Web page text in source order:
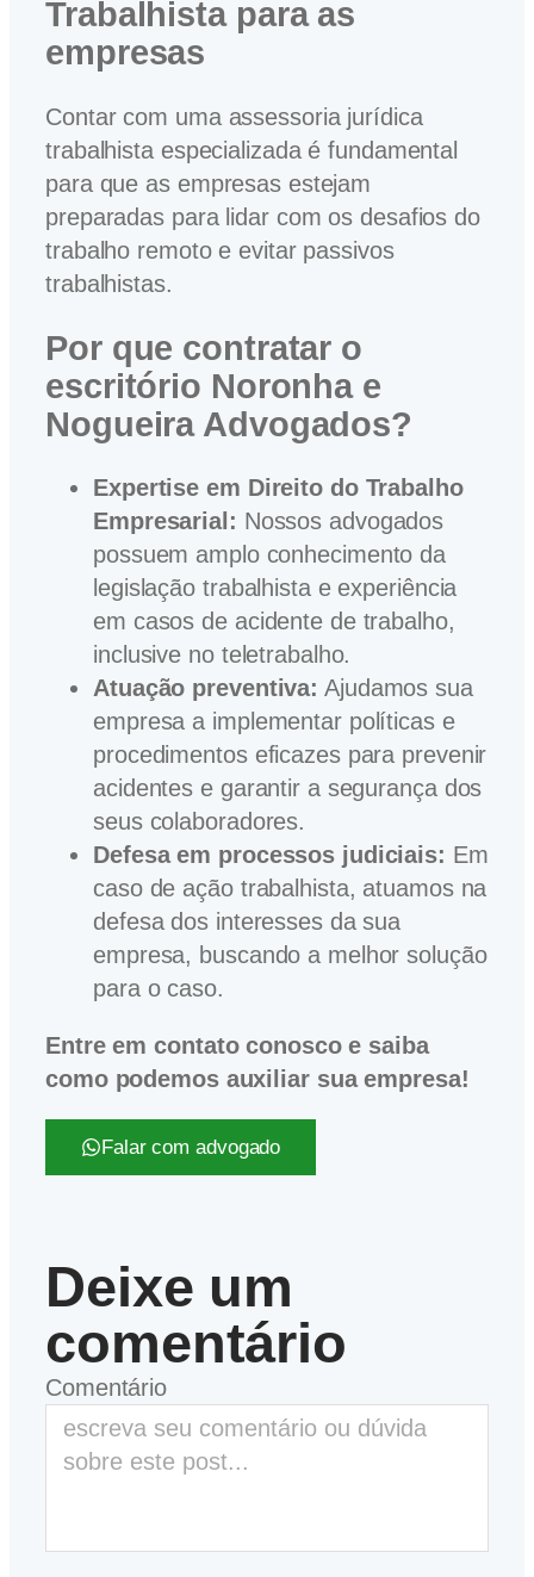
Trabalhista para as
empresas
Contar com uma assessoria jurídica
trabalhista especializada é fundamental
para que as empresas estejam
preparadas para lidar com os desafios do
trabalho remoto e evitar passivos
trabalhistas.
Por que contratar o
escritório Noronha e
Nogueira Advogados?
Expertise em Direito do Trabalho
Empresarial: Nossos advogados
possuem amplo conhecimento da
legislação trabalhista e experiência
em casos de acidente de trabalho,
inclusive no teletrabalho.
Atuação preventiva: Ajudamos sua
empresa a implementar políticas e
procedimentos eficazes para prevenir
acidentes e garantir a segurança dos
seus colaboradores.
Defesa em processos judiciais: Em
caso de ação trabalhista, atuamos na
defesa dos interesses da sua
empresa, buscando a melhor solução
para o caso.
Entre em contato conosco e saiba
como podemos auxiliar sua empresa!
Falar com advogado
Deixe um
comentário
Comentário